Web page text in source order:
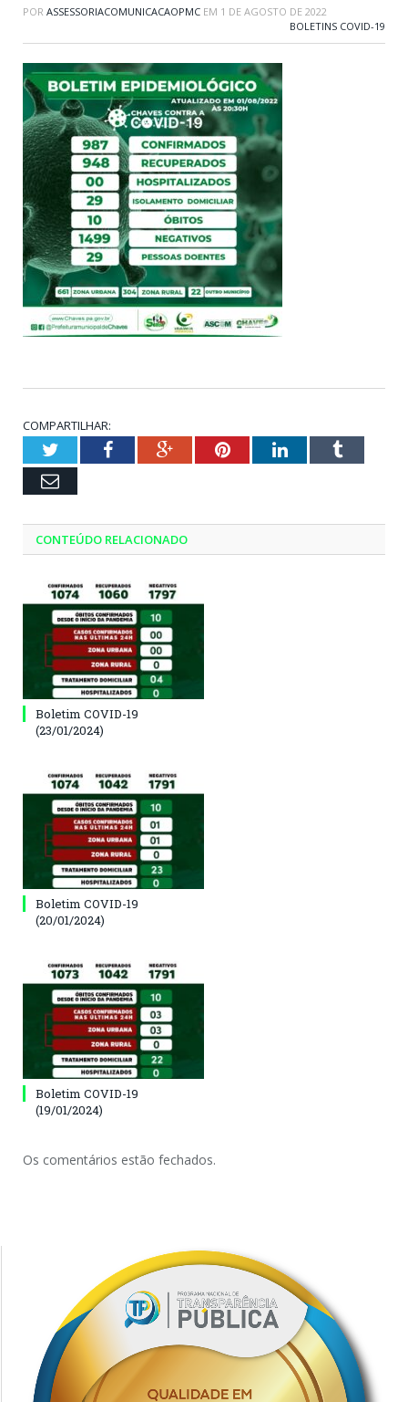
POR ASSESSORIACOMUNICACAOPMC EM 1 DE AGOSTO DE 2022
BOLETINS COVID-19
COMPARTILHAR:
TwitterFacebookGoogle+PinterestLinkedInTumblr
Email
CONTEÚDO RELACIONADO
Boletim COVID-19
(23/01/2024)
Boletim COVID-19
(20/01/2024)
Boletim COVID-19
(19/01/2024)
Os comentários estão fechados.